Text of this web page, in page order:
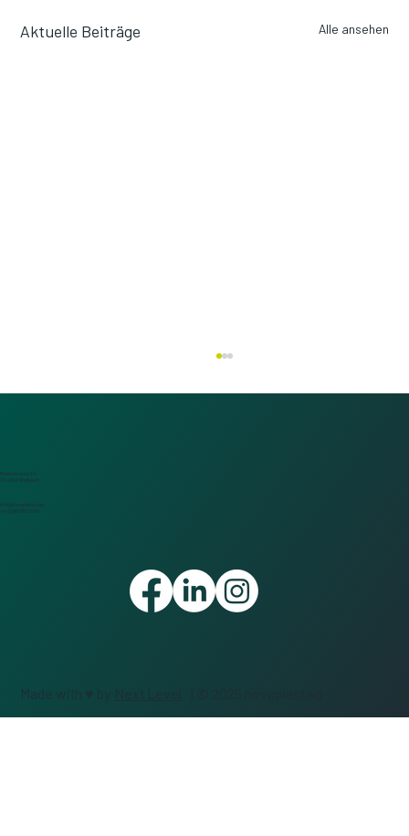
Aktuelle Beiträge Alle ansehen
Wegweisender Fortschritt für unser
Novoplast Schwesterwerk in Ungarn
+41 (0)61 865 11 00
CH-4323 Wallbach
Made with ♥ by